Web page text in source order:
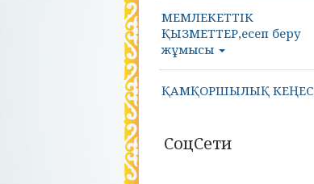
МЕМЛЕКЕТТІК
ҚЫЗМЕТТЕР,есеп беру
жұмысы
ҚАМҚОРШЫЛЫҚ КЕҢЕС
СоцСети